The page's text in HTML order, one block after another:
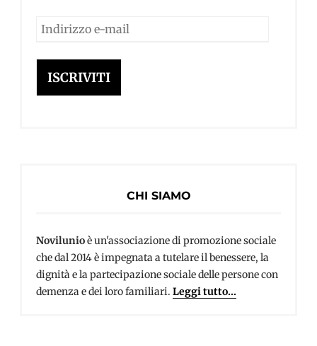
Indirizzo
mail
ISCRIVITI
CHI SIAMO
Novilunioè un'associazione di promozione sociale
che dal 2014 è impegnata a tutelare il benessere, la
dignità e la partecipazione sociale delle persone con
demenza e dei loro familiari. Leggi tutto...